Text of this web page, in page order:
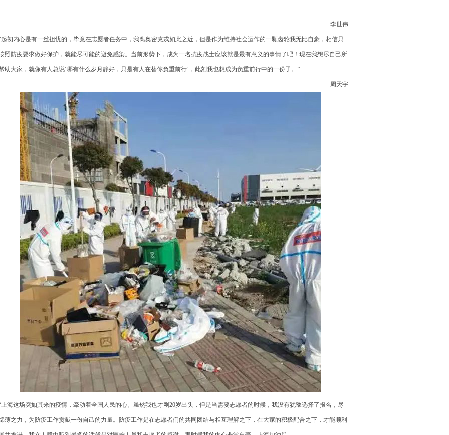
——李世伟
初内心是有一丝担忧的，毕竟在志愿者任务中，我离奥密克戎如此之近，但是作为维持社会运作的一颗齿轮我无比自豪，相信只
照防疫要求做好保护，就能尽可能的避免感染。当前形势下，成为一名抗疫战士应该就是最有意义的事情了吧！现在我想尽自己所
助大家，就像有人总说‘哪有什么岁月静好，只是有人在替你负重前行’，此刻我也想成为负重前行中的一份子。”
——周天宇
海这场突如其来的疫情，牵动着全国人民的心。虽然我也才刚20岁出头，但是当需要志愿者的时候，我没有犹豫选择了报名，尽
薄之力，为防疫工作贡献一份自己的力量。防疫工作是在志愿者们的共同团结与相互理解之下，在大家的积极配合之下，才能顺利